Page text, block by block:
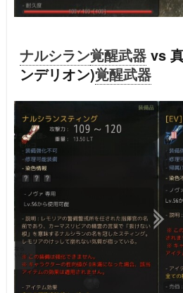
ナルシラン覚醒武器 vs
ンデリオン)覚醒武器